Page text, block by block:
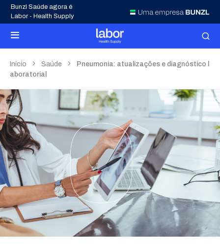
Bunzl Saúde agora é
Labor - Health Supply
Início Saúde
Pneumonia: atualizações e diagnóstico l
aboratorial